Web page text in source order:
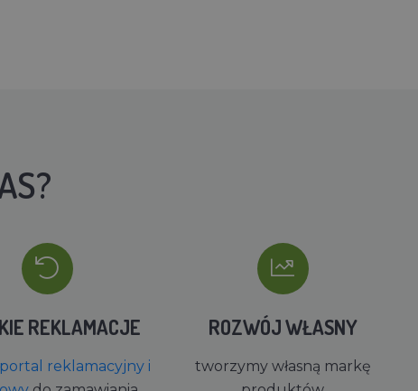
REKLAMACJE
portal reklamacyjny i
ROZWÓJ WŁASNY
tworzymy własną markę